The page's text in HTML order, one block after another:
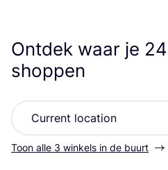
Ontdek waar je 24
shoppen
Toon alle 3 winkels in de buurt